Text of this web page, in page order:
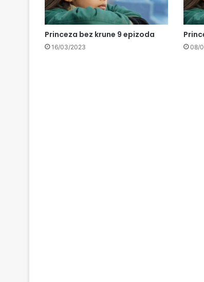
Princeza bez krune 9 epizoda
16/03/2023 08/